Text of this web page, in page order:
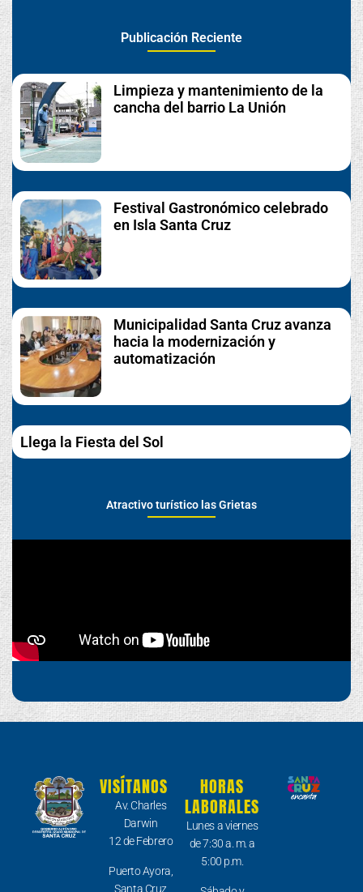
Publicación Reciente
Limpieza y mantenimiento de la
cancha del barrio La Unión
Festival Gastronómico celebrado
en Isla Santa Cruz
Municipalidad Santa Cruz avanza
hacia la modernización y
automatización
Llega la Fiesta del Sol
Atractivo turístico las Grietas
VISÍTANOS
Av. Charles
Darwin
12 de Febrero
Puerto Ayora,
Santa Cruz
HORAS
LABORALES
Lunes a viernes
de 7:30 a. m. a
5:00 p.m.